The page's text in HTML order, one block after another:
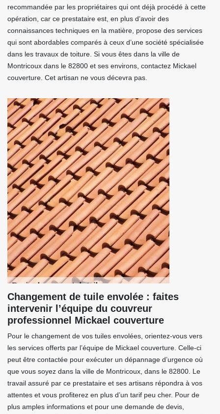
recommandée par les propriétaires qui ont déjà procédé à cette
opération, car ce prestataire est, en plus d’avoir des
connaissances techniques en la matière, propose des services
qui sont abordables comparés à ceux d’une société spécialisée
dans les travaux de toiture. Si vous êtes dans la ville de
Montricoux dans le 82800 et ses environs, contactez Mickael
couverture. Cet artisan ne vous décevra pas.
Changement de tuile envolée : faites
intervenir l’équipe du couvreur
professionnel Mickael couverture
Pour le changement de vos tuiles envolées, orientez-vous vers
les services offerts par l’équipe de Mickael couverture. Celle-ci
peut être contactée pour exécuter un dépannage d’urgence où
que vous soyez dans la ville de Montricoux, dans le 82800. Le
travail assuré par ce prestataire et ses artisans répondra à vos
attentes et vous profiterez en plus d’un tarif peu cher. Pour de
plus amples informations et pour une demande de devis,